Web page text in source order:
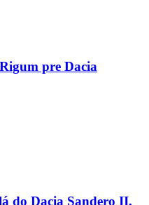
pre Dacia
do Dacia Sandero II,